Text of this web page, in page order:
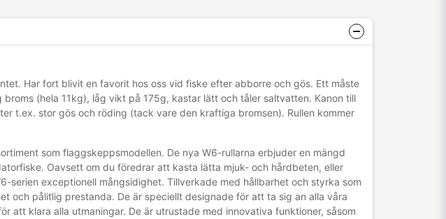
Har fort blivit en favorit hos oss vid fiske efter abborre och gös. Ett måste
(hela 11kg), låg vikt på 175g, kastar lätt och tåler saltvatten. Kanon till
t.ex. stor gös och röding (tack vare den kraftiga bromsen). Rullen kommer
som flaggskeppsmodellen. De nya W6-rullarna erbjuder en mängd
Oavsett om du föredrar att kasta lätta mjuk- och hårdbeten, eller
serien exceptionell mångsidighet. Tillverkade med hållbarhet och styrka som
och pålitlig prestanda. De är speciellt designade för att ta sig an alla våra
att klara alla utmaningar. De är utrustade med innovativa funktioner, såsom